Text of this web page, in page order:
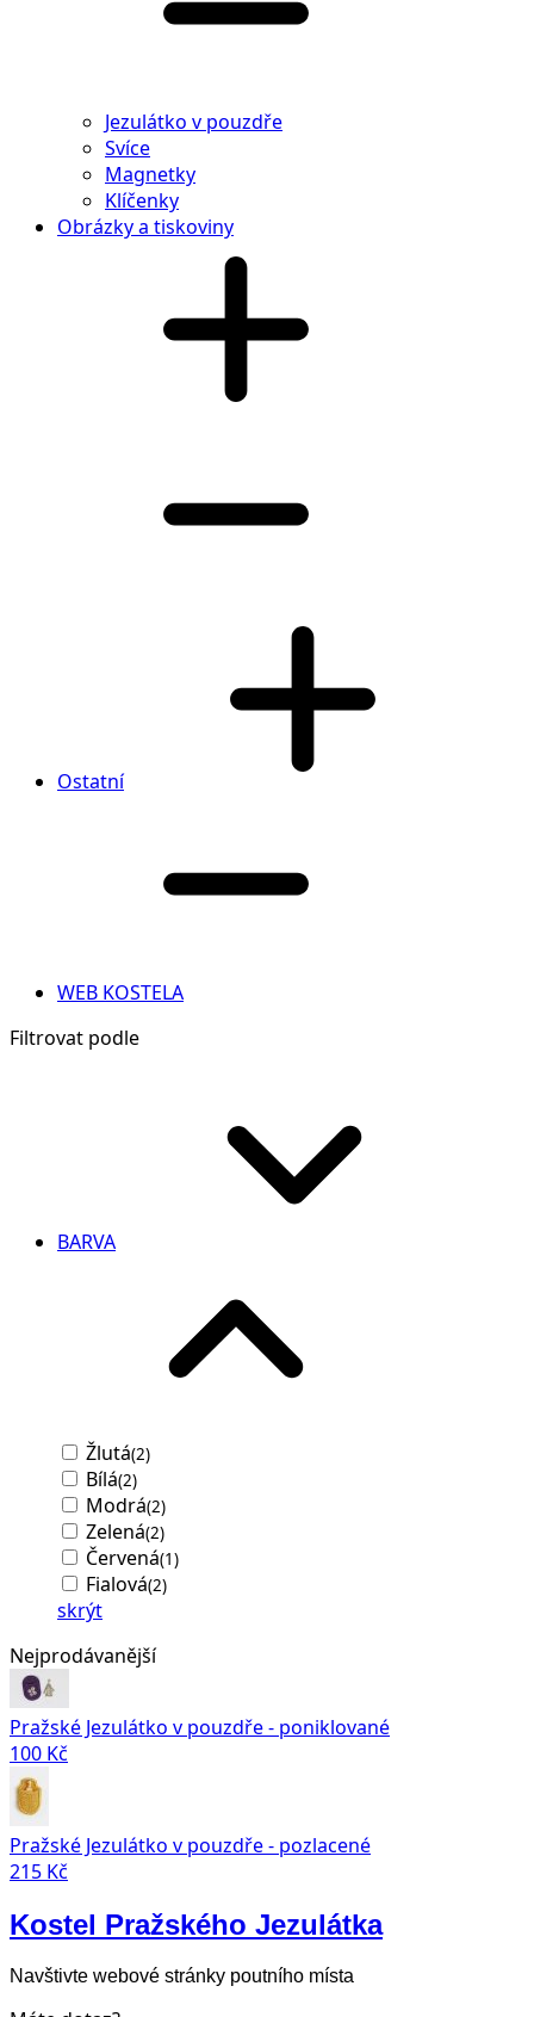
Jezulátko v pouzdře
Svíce
Magnetky
Klíčenky
Obrázky a tiskoviny
Ostatní
WEB KOSTELA
Filtrovat podle
BARVA
Žlutá(2)
Bílá(2)
Modrá(2)
Zelená(2)
Červená(1)
Fialová(2)
skrýt
Nejprodávanější
Pražské Jezulátko v pouzdře - poniklované
100 Kč
Pražské Jezulátko v pouzdře - pozlacené
215 Kč
Kostel Pražského Jezulátka
Navštivte webové stránky poutního místa